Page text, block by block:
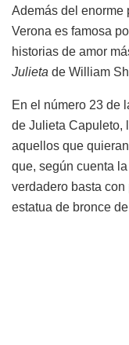
Además del enorme
Verona es famosa
historias de amor
Julieta de William
En el número 23 de
de Julieta Capuleto,
aquellos que
que, según cuenta
verdadero basta
estatua de bronce